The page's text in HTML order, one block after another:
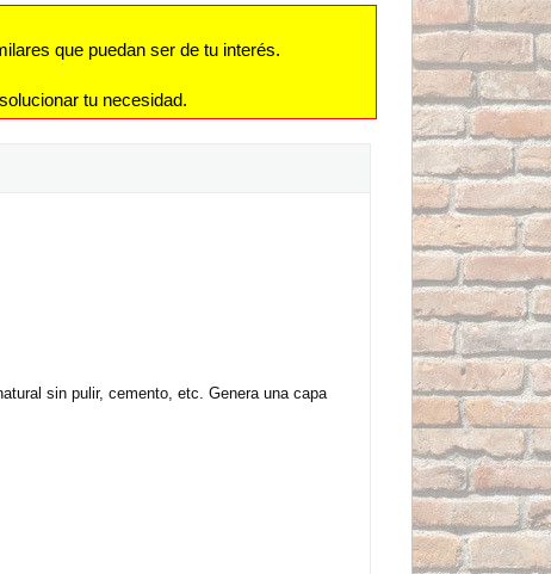
que puedan ser de tu interés.
tu necesidad.
sin pulir, cemento, etc. Genera una capa